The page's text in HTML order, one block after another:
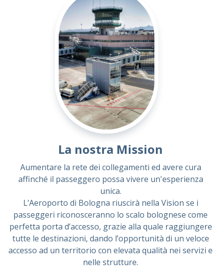
La nostra Mission
Aumentare la rete dei collegamenti ed avere cura
affinché il passeggero possa vivere un'esperienza
unica.
L’Aeroporto di Bologna riuscirà nella Vision se i
passeggeri riconosceranno lo scalo bolognese come
perfetta porta d’accesso, grazie alla quale raggiungere
tutte le destinazioni, dando l’opportunità di un veloce
accesso ad un territorio con elevata qualità nei servizi e
nelle strutture.